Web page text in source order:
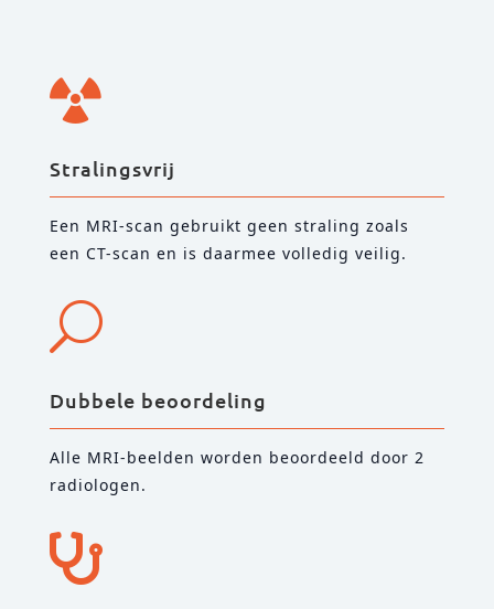

Stralingsvrij
Een MRI-scan gebruikt geen straling zoals
een CT-scan en is daarmee volledig veilig.
U
Dubbele beoordeling
Alle MRI-beelden worden beoordeeld door 2
radiologen.
